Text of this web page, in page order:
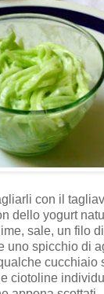
con il
dello yogurt
sale, un filo
uno spicchio di
cucchiaio
ciotoline